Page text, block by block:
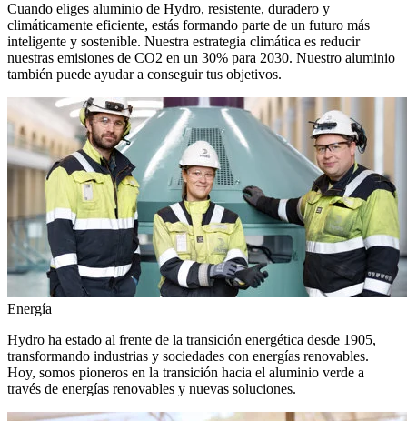
Cuando eliges aluminio de Hydro, resistente, duradero y
climáticamente eficiente, estás formando parte de un futuro más
inteligente y sostenible. Nuestra estrategia climática es reducir
nuestras emisiones de CO2 en un 30% para 2030. Nuestro aluminio
también puede ayudar a conseguir tus objetivos.
Energía
Hydro ha estado al frente de la transición energética desde 1905,
transformando industrias y sociedades con energías renovables.
Hoy, somos pioneros en la transición hacia el aluminio verde a
través de energías renovables y nuevas soluciones.